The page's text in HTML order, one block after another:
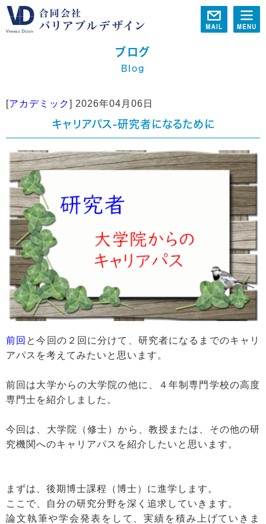
ブログ
Blog
[アカデミック] 2026年04月06日
キャリアパス-研究者になるために
前回 と今回の２回に分けて、研究者になるまでのキャリ
アパスを考えてみたいと思います。
前回は大学からの大学院の他に、４年制専門学校の高度
専門士を紹介しました。
今回は、大学院（修士）から、教授または、その他の研
究機関へのキャリアパスを紹介したいと思います。
まずは、後期博士課程（博士）に進学します。
ここで、自分の研究分野を深く追求していきます。
論文執筆や学会発表をして、実績を積み上げていきま